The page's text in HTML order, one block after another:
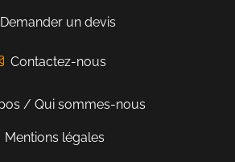
Demander un devis
Contactez-nous
/ Qui sommes-nous
Mentions légales